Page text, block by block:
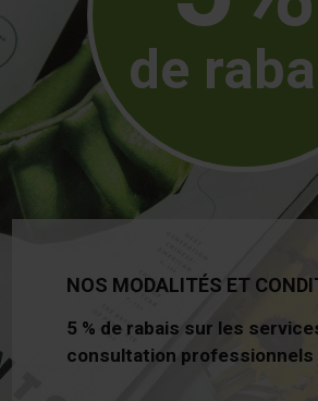
de
NOS MODALITÉS ET
5 % de rabais sur les
consultation professionnels